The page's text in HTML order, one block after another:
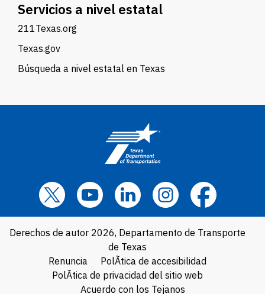
Servicios a nivel estatal
211Texas.org
Texas.gov
Búsqueda a nivel estatal en Texas
Derechos de autor 2026, Departamento de Transporte
de Texas
Renuncia
PolÃ­tica de accesibilidad
PolÃ­tica de privacidad del sitio web
Acuerdo con los Tejanos